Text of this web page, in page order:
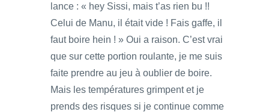
lance : « hey Sissi, mais t’as rien bu !!
Celui de Manu, il était vide ! Fais gaffe, il
faut boire hein ! » Oui a raison. C’est vrai
que sur cette portion roulante, je me suis
faite prendre au jeu à oublier de boire.
Mais les températures grimpent et je
prends des risques si je continue comme